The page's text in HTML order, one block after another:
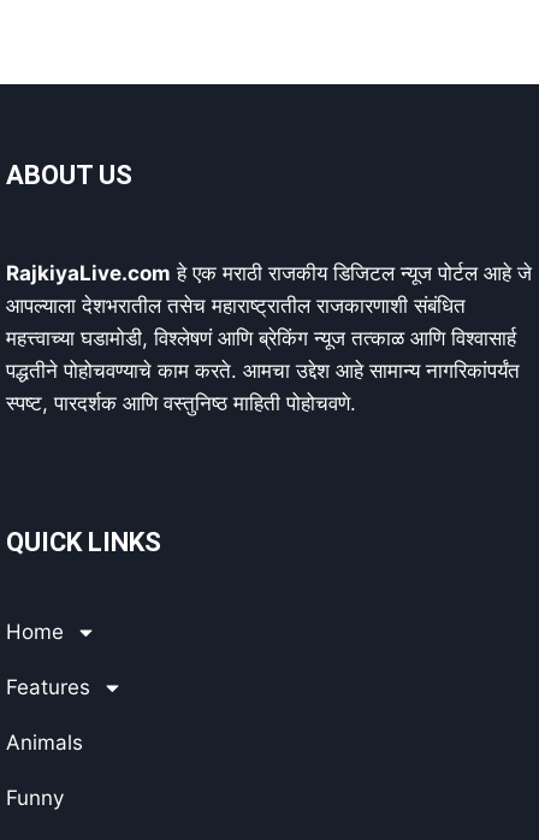
ABOUT US
RajkiyaLive.com हे एक मराठी राजकीय डिजिटल न्यूज पोर्टल आहे जे
आपल्याला देशभरातील तसेच महाराष्ट्रातील राजकारणाशी संबंधित
महत्त्वाच्या घडामोडी, विश्लेषणं आणि ब्रेकिंग न्यूज तत्काळ आणि विश्वासार्ह
पद्धतीने पोहोचवण्याचे काम करते. आमचा उद्देश आहे सामान्य नागरिकांपर्यंत
स्पष्ट, पारदर्शक आणि वस्तुनिष्ठ माहिती पोहोचवणे.
QUICK LINKS
Home
Features
Animals
Funny